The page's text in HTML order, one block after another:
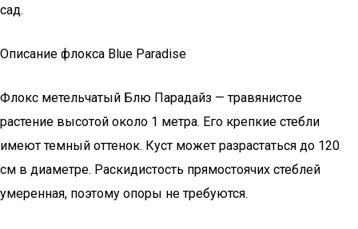
сад.
Описание флокса Blue Paradise
Флокс метельчатый Блю Парадайз — травянистое
растение высотой около 1 метра. Его крепкие стебли
имеют темный оттенок. Куст может разрастаться до 120
см в диаметре. Раскидистость прямостоячих стеблей
умеренная, поэтому опоры не требуются.